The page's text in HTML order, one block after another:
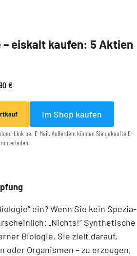
– eiskalt kaufen: 5 Aktien
€
Im Shop kaufen
Link per E-Mail. Außerdem können Sie gekaufte E-
ein? Wenn Sie kein Spezia­
„Nichts!“ Synthetische
Biologie. Sie zielt darauf,
oder Organismen – zu erzeugen,